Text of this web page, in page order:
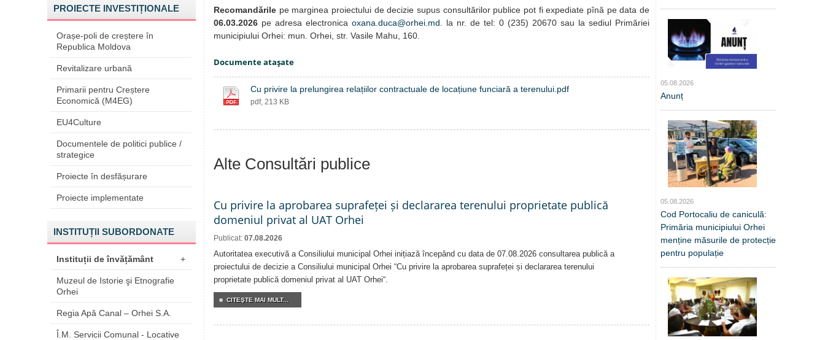
PROIECTE INVESTIȚIONALE
Orașe-poli de creștere în
Republica Moldova
Revitalizare urbană
Primarii pentru Creștere
Economică (M4EG)
EU4Culture
Documentele de politici publice /
strategice
Proiecte în desfășurare
Proiecte implementate
INSTITUȚII SUBORDONATE
Instituții de învățământ +
Muzeul de Istorie şi Etnografie
Orhei
Regia Apă Canal – Orhei S.A.
Î.M. Servicii Comunal - Locative
Recomandările pe marginea proiectului de decizie supus consultărilor publice pot fi expediate pînă pe data de
06.03.2026 pe adresa electronica oxana.duca@orhei.md . la nr. de tel: 0 (235) 20670 sau la sediul Primăriei
municipiului Orhei: mun. Orhei, str. Vasile Mahu, 160.
Documente ataşate
Cu privire la prelungirea relațiilor contractuale de locațiune funciară a terenului.pdf
pdf, 213 KB
Alte Consultări publice
Cu privire la aprobarea suprafeței și declararea terenului proprietate publică
domeniul privat al UAT Orhei
Publicat: 07.08.2026
Autoritatea executivă a Consiliului municipal Orhei inițiază începând cu data de 07.08.2026 consultarea publică a
proiectului de decizie a Consiliului municipal Orhei “Cu privire la aprobarea suprafeței și declararea terenului
proprietate publică domeniul privat al UAT Orhei“.
CITEŞTE MAI MULT...
05.08.2026
Anunț
05.08.2026
Cod Portocaliu de caniculă:
Primăria municipiului Orhei
menține măsurile de protecție
pentru populație